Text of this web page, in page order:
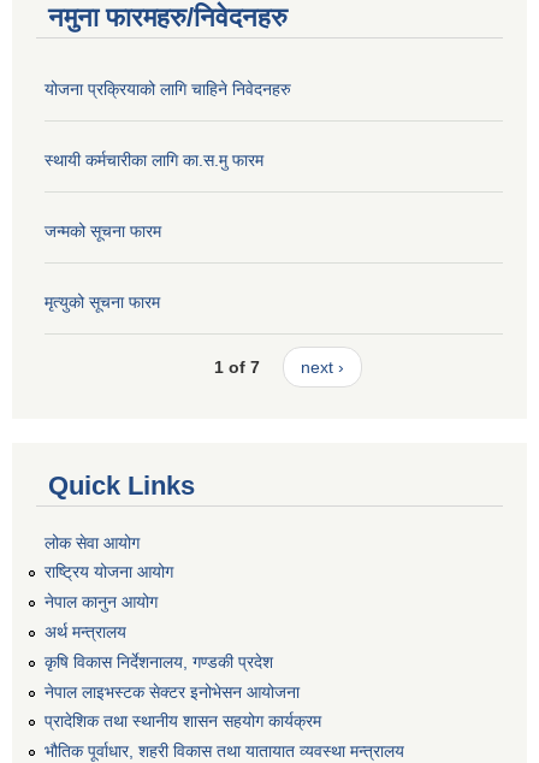
नमुना फारमहरु/निवेदनहरु
योजना प्रक्रियाको लागि चाहिने निवेदनहरु
स्थायी कर्मचारीका लागि का.स.मु फारम
जन्मको सूचना फारम
मृत्युको सूचना फारम
1 of 7 next ›
Quick Links
लोक सेवा आयोग
राष्ट्रिय योजना आयोग
नेपाल कानुन आयोग
अर्थ मन्त्रालय
कृषि विकास निर्देशनालय, गण्डकी प्रदेश
नेपाल लाइभस्टक सेक्टर इनोभेसन आयोजना
प्रादेशिक तथा स्थानीय शासन सहयोग कार्यक्रम
भौतिक पूर्वाधार, शहरी विकास तथा यातायात व्यवस्था मन्त्रालय